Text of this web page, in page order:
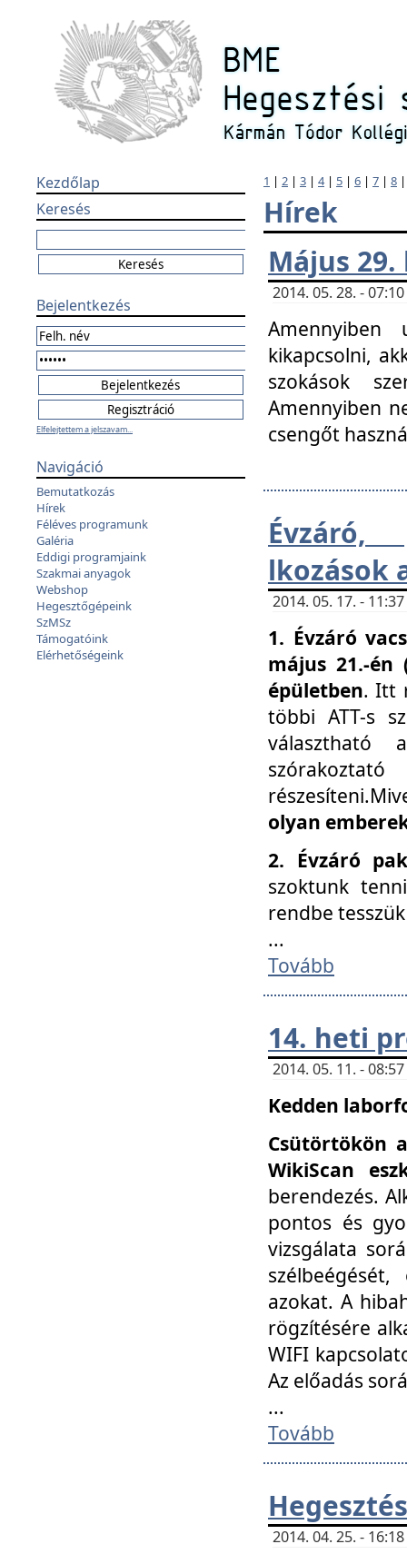
Kezdőlap
Keresés
Bejelentkezés
Elfelejtettem a jelszavam...
Navigáció
Bemutatkozás
Hírek
Féléves programunk
Galéria
Eddigi programjaink
Szakmai anyagok
Webshop
Hegesztőgépeink
SzMSz
Támogatóink
Elérhetőségeink
1 | 2 | 3 | 4| 5 | 6 | 7 | 8
Hírek
Május
2014. 05. 28. -
kikapcsolni,
szokások
Amennyiben
csengőt
Évzáró,
lkozások
2014. 05. 17. -
1. Évzáró
május 21.-én
épületben. Itt
többi ATT-s
választható
olyan
2. Évzáró
szoktunk
rendbe
...
Tovább
14. heti
2014. 05. 11. -
Kedden
Csütörtökön
WikiScan
berendezés.
pontos és
vizsgálata
azokat. A
rögzítésére
WIFI
Az előadás
...
Tovább
2014. 04. 25. -